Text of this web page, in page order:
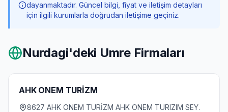
dayanmaktadır. Güncel bilgi, fiyat ve iletişim detayları
için ilgili kurumlarla doğrudan iletişime geçiniz.
Nurdagi'deki Umre Firmaları
AHK ONEM TURİZM
8627 AHK ONEM TURİZM AHK ONEM TURIZIM SEY.